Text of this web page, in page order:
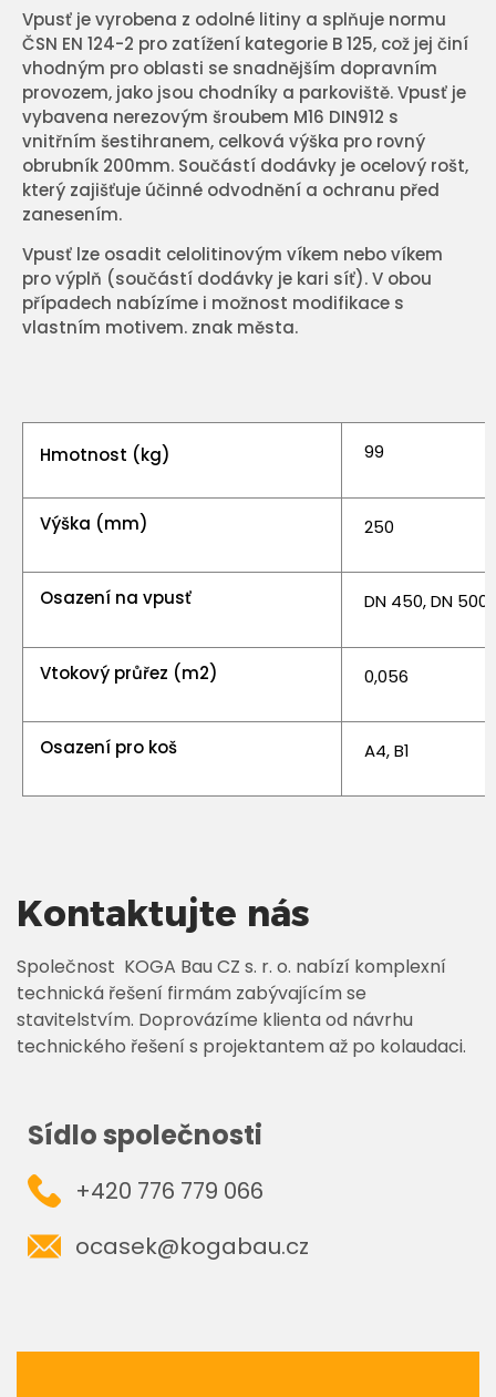
Vpusť je vyrobena z odolné litiny a splňuje normu
ČSN EN 124-2 pro zatížení kategorie B 125, což jej činí
vhodným pro oblasti se snadnějším dopravním
provozem, jako jsou chodníky a parkoviště. Vpusť je
vybavena nerezovým šroubem M16 DIN912 s
vnitřním šestihranem, celková výška pro rovný
obrubník 200mm. Součástí dodávky je ocelový rošt,
který zajišťuje účinné odvodnění a ochranu před
zanesením.
Vpusť lze osadit celolitinovým víkem nebo víkem
pro výplň (součástí dodávky je kari síť). V obou
případech nabízíme i možnost modifikace s
vlastním motivem. znak města.
Hmotnost (kg) 99
Výška (mm) 250
Osazení na vpusť DN 450, DN 500
Vtokový průřez (m2) 0,056
Osazení pro koš A4, B1
Kontaktujte nás
Společnost KOGA Bau CZ s. r. o. nabízí komplexní
technická řešení firmám zabývajícím se
stavitelstvím. Doprovázíme klienta od návrhu
technického řešení s projektantem až po kolaudaci.
Sídlo společnosti
+420 776 779 066
ocasek@kogabau.cz